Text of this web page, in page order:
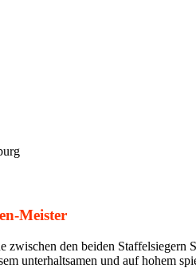
Meister
den beiden
unterhaltsamen und auf hohem